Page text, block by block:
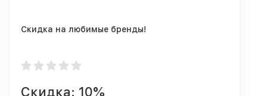
Скидка на любимые бренды!
Скидка: 10%